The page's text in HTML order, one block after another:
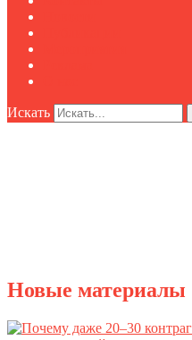
Искать
Новые материалы